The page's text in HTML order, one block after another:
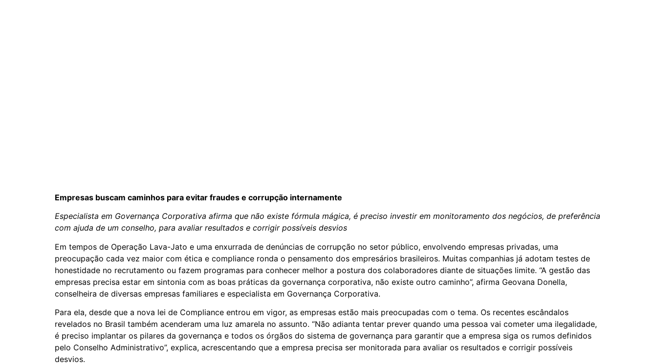
Empresas buscam caminhos para evitar fraudes e corrupção internamente
Especialista em Governança Corporativa afirma que não existe fórmula mágica, é preciso investir em monitoramento dos negócios, de preferência
com ajuda de um conselho, para avaliar resultados e corrigir possíveis desvios
Em tempos de Operação Lava-Jato e uma enxurrada de denúncias de corrupção no setor público, envolvendo empresas privadas, uma
preocupação cada vez maior com ética e compliance ronda o pensamento dos empresários brasileiros. Muitas companhias já adotam testes de
honestidade no recrutamento ou fazem programas para conhecer melhor a postura dos colaboradores diante de situações limite. “A gestão das
empresas precisa estar em sintonia com as boas práticas da governança corporativa, não existe outro caminho”, afirma Geovana Donella,
conselheira de diversas empresas familiares e especialista em Governança Corporativa.
Para ela, desde que a nova lei de Compliance entrou em vigor, as empresas estão mais preocupadas com o tema. Os recentes escândalos
revelados no Brasil também acenderam uma luz amarela no assunto. “Não adianta tentar prever quando uma pessoa vai cometer uma ilegalidade,
é preciso implantar os pilares da governança e todos os órgãos do sistema de governança para garantir que a empresa siga os rumos definidos
pelo Conselho Administrativo”, explica, acrescentando que a empresa precisa ser monitorada para avaliar os resultados e corrigir possíveis
desvios.